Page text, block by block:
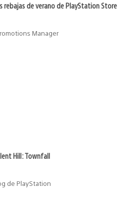
rebajas de verano de PlayStation Store
Manager
Hill: Townfall
de PlayStation